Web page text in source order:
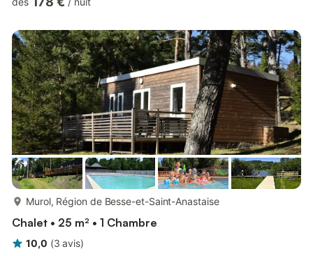
beaux paysages d’Auvergne, tantôt sur de beaux chemins en
pierres de granit, bordant des ruisseaux, vous pourrez les
parcourir à vélo/VTT, à cheval ou tout simplement à pied… Le
v...
Murol, Région de Besse-et-Saint-Anastaise
Chalet • 25 m² • 1 Chambre
10,0 (3 avis)